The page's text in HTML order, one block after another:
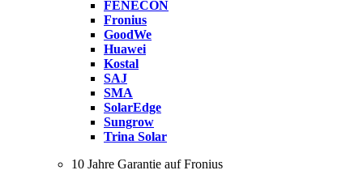
FENECON
Fronius
GoodWe
Huawei
Kostal
SAJ
SMA
SolarEdge
Sungrow
Trina Solar
10 Jahre Garantie auf Fronius